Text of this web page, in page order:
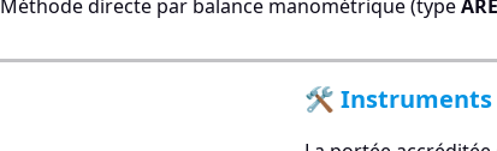
Méthode directe par balance manométrique (type
🛠️ Instruments